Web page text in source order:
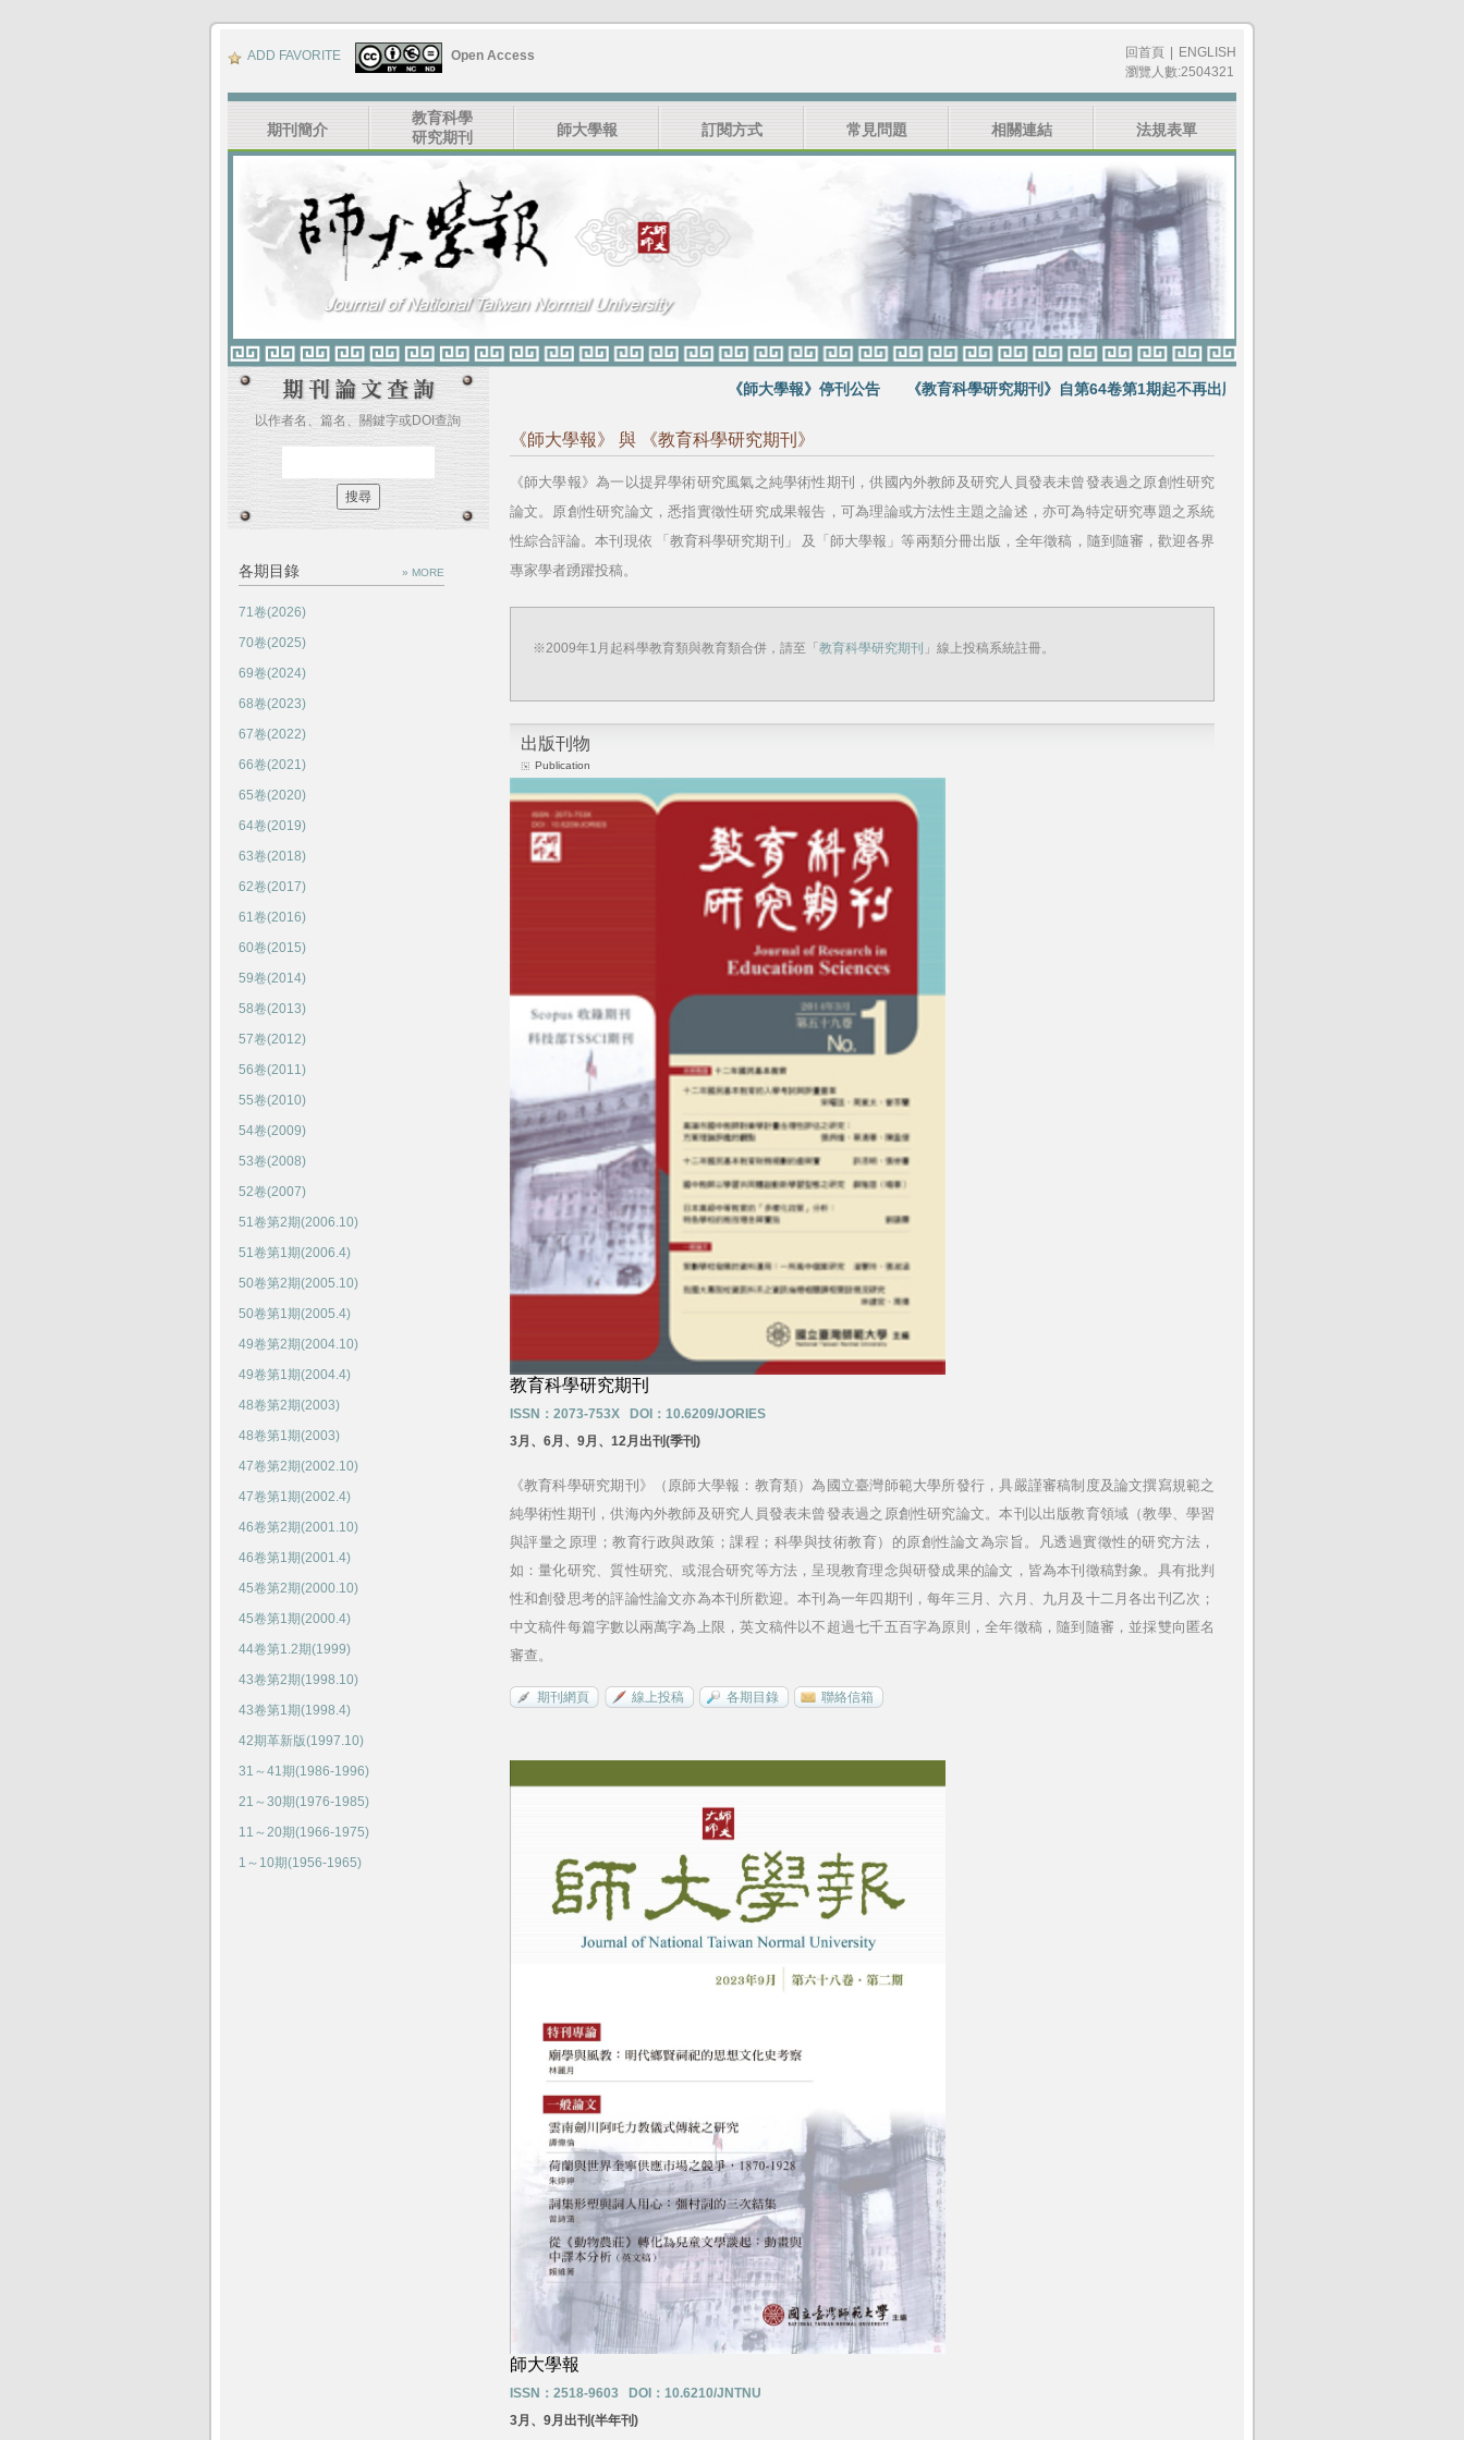
ADD FAVORITE Open Access 回首頁
ENGLISH
瀏覽人數:2504321
期刊簡介
教育科學
研究期刊
師大學報 訂閱方式 常見問題 相關連結 法規表單
以作者名、篇名、關鍵字或DOI查詢
各期目錄 » MORE
71卷(2026)
70卷(2025)
69卷(2024)
68卷(2023)
67卷(2022)
66卷(2021)
65卷(2020)
64卷(2019)
63卷(2018)
62卷(2017)
61卷(2016)
60卷(2015)
59卷(2014)
58卷(2013)
57卷(2012)
56卷(2011)
55卷(2010)
54卷(2009)
53卷(2008)
52卷(2007)
51卷第2期(2006.10)
51卷第1期(2006.4)
50卷第2期(2005.10)
50卷第1期(2005.4)
49卷第2期(2004.10)
49卷第1期(2004.4)
48卷第2期(2003)
48卷第1期(2003)
47卷第2期(2002.10)
47卷第1期(2002.4)
46卷第2期(2001.10)
46卷第1期(2001.4)
45卷第2期(2000.10)
45卷第1期(2000.4)
44卷第1.2期(1999)
43卷第2期(1998.10)
43卷第1期(1998.4)
42期革新版(1997.10)
31～41期(1986-1996)
21～30期(1976-1985)
11～20期(1966-1975)
1～10期(1956-1965)
《師大學報》停刊公告 《教育科學研究期刊》自第64卷第1期起不再出版紙本期刊
《師大學報》 與 《教育科學研究期刊》
《師大學報》為一以提昇學術研究風氣之純學術性期刊，供國內外教師及研究人員發表未曾發表過之原創性研究
論文。原創性研究論文，悉指實徵性研究成果報告，可為理論或方法性主題之論述，亦可為特定研究專題之系統
性綜合評論。本刊現依 「教育科學研究期刊」 及「師大學報」等兩類分冊出版，全年徵稿，隨到隨審，歡迎各界
專家學者踴躍投稿。
※2009年1月起科學教育類與教育類合併，請至「 教育科學研究期刊 」線上投稿系統註冊。
出版刊物
Publication
教育科學研究期刊
ISSN：2073-753X DOI：10.6209/JORIES
3月、6月、9月、12月出刊(季刊)
《教育科學研究期刊》（原師大學報：教育類）為國立臺灣師範大學所發行，具嚴謹審稿制度及論文撰寫規範之
純學術性期刊，供海內外教師及研究人員發表未曾發表過之原創性研究論文。本刊以出版教育領域（教學、學習
與評量之原理；教育行政與政策；課程；科學與技術教育）的原創性論文為宗旨。凡透過實徵性的研究方法，
如：量化研究、質性研究、或混合研究等方法，呈現教育理念與研發成果的論文，皆為本刊徵稿對象。具有批判
性和創發思考的評論性論文亦為本刊所歡迎。本刊為一年四期刊，每年三月、六月、九月及十二月各出刊乙次；
中文稿件每篇字數以兩萬字為上限，英文稿件以不超過七千五百字為原則，全年徵稿，隨到隨審，並採雙向匿名
審查。
期刊網頁 線上投稿 各期目錄 聯絡信箱
師大學報
ISSN：2518-9603 DOI：10.6210/JNTNU
3月、9月出刊(半年刊)